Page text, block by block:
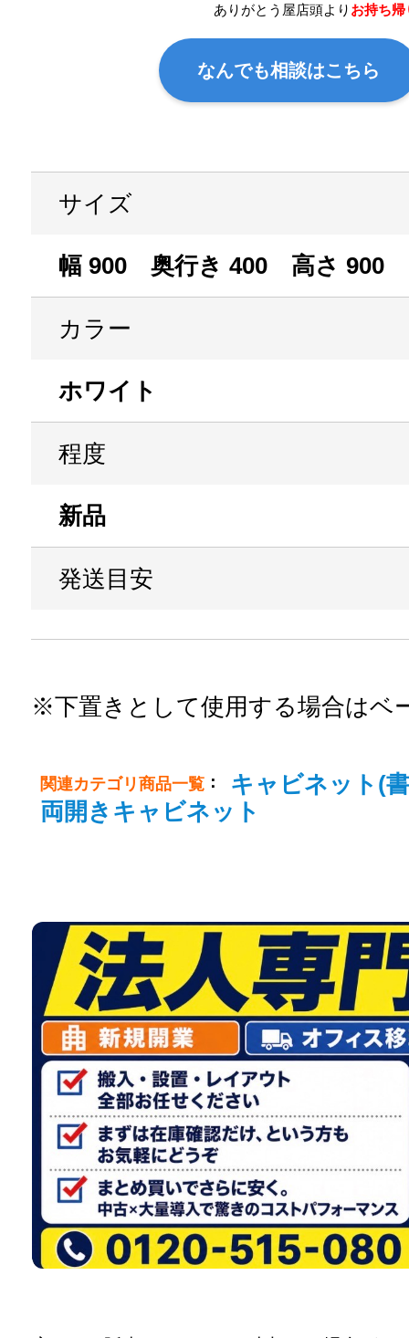
ありがとう屋店頭より お持ち帰
なんでも相談はこちら
サイズ
幅 900 奥行き 400 高さ 900
カラー
ホワイト
程度
新品
発送目安
※下置きとして使用する場合はベ
関連カテゴリ商品一覧 ：
キャビネット(
両開きキャビネット